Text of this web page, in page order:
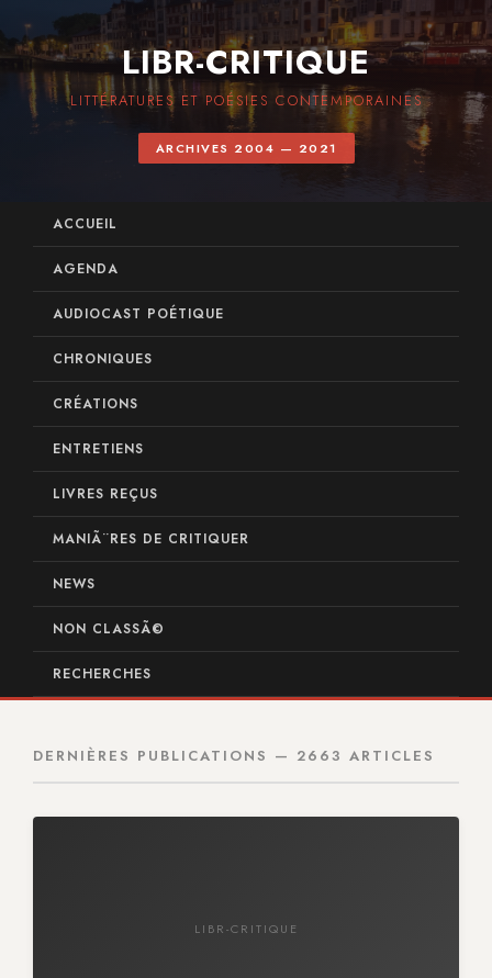
LIBR-CRITIQUE
LITTÉRATURES ET POÉSIES CONTEMPORAINES
ARCHIVES 2004 — 2021
ACCUEIL
AGENDA
AUDIOCAST POÉTIQUE
CHRONIQUES
CRÉATIONS
ENTRETIENS
LIVRES REÇUS
MANIÃ¨RES DE CRITIQUER
NEWS
NON CLASSÃ©
RECHERCHES
DERNIÈRES PUBLICATIONS — 2663 ARTICLES
LIBR-CRITIQUE